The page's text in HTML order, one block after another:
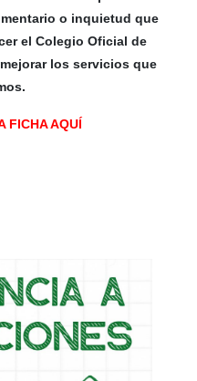
o inquietud que
el Colegio Oficial de
los servicios que
FICHA AQUÍ